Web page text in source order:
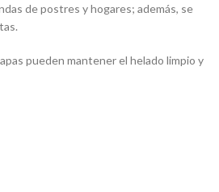
de postres y hogares; además, se
pueden mantener el helado limpio y